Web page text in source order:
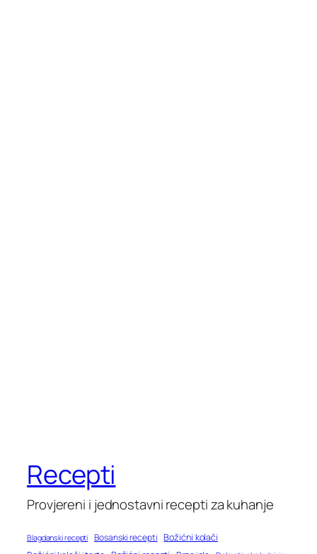
Recepti
Provjereni i jednostavni recepti za kuhanje
Blagdanski recepti Bosanski recepti Božićni kolači